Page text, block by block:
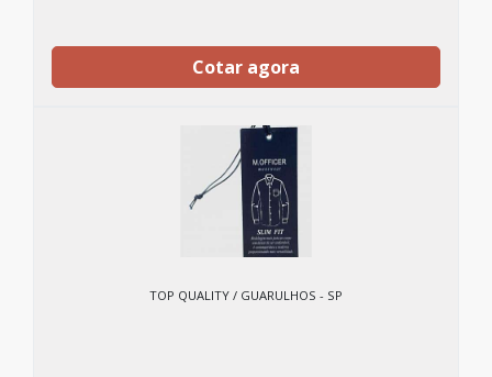
Cotar agora
TOP QUALITY / GUARULHOS - SP